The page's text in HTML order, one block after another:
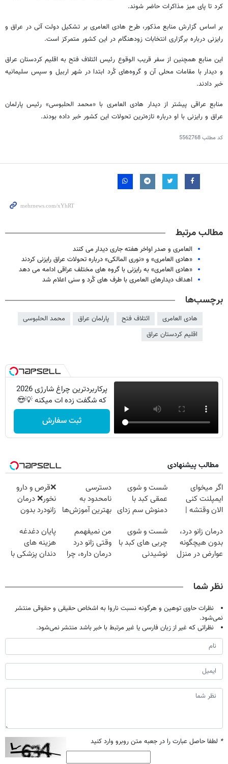
کرد تا پای میز مذاکرات حاضر شوند.
بر اساس گزارش منابع مذکور، طرح هادی العامری بر تشکیل دولت آتی در عراق و
رایزنی درباره برگزاری انتخابات زودهنگام در این کشور متمرکز است.
این منابع همچنین از سفر قریب الوقوع رئیس ائتلاف فتح به اقلیم کردستان عراق
و دیدار با مقامات محلی آن و گروه‌های کُرد ابتدا در شهر اربیل و سپس سلیمانیه
خبر دادند.
منابع عراقی پیشتر از دیدار هادی العامری با «محمد الحلبوسی» رئیس پارلمان
عراق و رایزنی با او درباره تازه‌ترین تحولات این کشور خبر داده بودند.
کد مطلب5562768
مطالب مرتبط
العامری و صدر اواخر هفته جاری دیدار می کنند
«هادی العامری» و «نوری المالکی» درباره تحولات عراق رایزنی کردند
«هادی العامری» به رایزنی با گروه های مختلف عراقی ادامه می دهد
اهداف دیدارهای العامری با طرف های کُرد و سنی اعلام شد
برچسب‌ها
هادی العامری ائتلاف فتح پارلمان عراق
محمد الحلبوسی
اقلیم کردستان عراق
پرکاربردترین چراغ شارژی 2026
که شگفت زده ات میکنه 💡😍
ثبت سفارش
مطالب پیشنهادی
اگر میخوای
ایمپلنت کنی
الان وقتشه |
میلیون تومان!!!
شست و شوی
عمقی کبد با
دمنوش سم زدای
دسترسی
نامحدود به
بهترین آموزش‌ها
❌قرص‌ و دارو
نخور❌ درمان
زانودرد بدون
درمان زانو درد،
بدون هیچگونه
عوارض در منزل
شست و شوی
چربی های کبد با
نوشیدنی
من نمیفهمم
وقتی زانو درد
درمان داره، چرا
پایان دغدغه
هزینه های
دندان پزشکی با
نظر شما
نظرات حاوی توهین و هرگونه نسبت ناروا به اشخاص حقیقی و حقوقی منتشر
نمی‌شود.
نظراتی که غیر از زبان فارسی یا غیر مرتبط با خبر باشد منتشر نمی‌شود.
* لطفا حاصل عبارت را در جعبه متن روبرو وارد کنید